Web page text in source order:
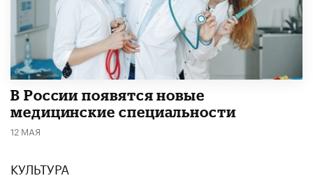
В России появятся новые
медицинские специальности
12 МАЯ
КУЛЬТУРА